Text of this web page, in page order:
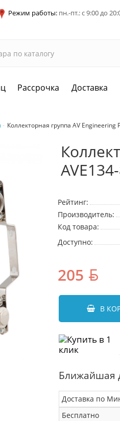
Режим работы: пн.-пт.: с 9:00 до
Рассрочка Доставка
Коллекторная группа AV Engineering
Рейтинг:
Производитель:
Код товара:
Доступно:
205
В
Ближайшая
Доставка по
Бесплатно